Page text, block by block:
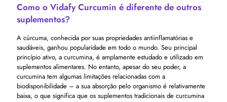
Como o Vidafy Curcumin é diferente de outros
suplementos?
A cúrcuma, conhecida por suas propriedades antiinflamatórias e
saudáveis, ganhou popularidade em todo o mundo. Seu principal
princípio ativo, a curcumina, é amplamente estudado e utilizado em
suplementos alimentares. No entanto, apesar do seu poder, a
curcumina tem algumas limitações relacionadas com a
biodisponibilidade – a sua absorção pelo organismo é relativamente
baixa, o que significa que os suplementos tradicionais de curcumina